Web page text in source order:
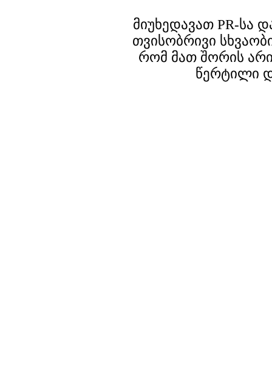
მიუხედავათ PR-სა
თვისობრივი
რომ მათ შორის
წერტილი